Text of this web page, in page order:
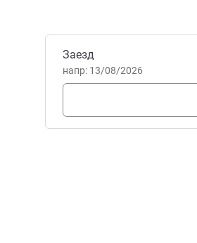
Забронировать
Заезд
напр: 13/08/2026